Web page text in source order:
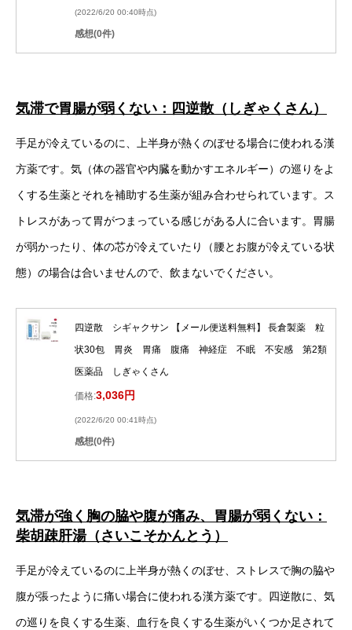
(2022/6/20 00:40時点)
感想(0件)
気滞で胃腸が弱くない：四逆散（しぎゃくさん）
手足が冷えているのに、上半身が熱くのぼせる場合に使われる漢
方薬です。気（体の器官や内臓を動かすエネルギー）の巡りをよ
くする生薬とそれを補助する生薬が組み合わせられています。ス
トレスがあって胃がつまっている感じがある人に合います。胃腸
が弱かったり、体の芯が冷えていたり（腰とお腹が冷えている状
態）の場合は合いませんので、飲まないでください。
四逆散 シギャクサン 【メール便送料無料】 長倉製薬 粒
状30包 胃炎 胃痛 腹痛 神経症 不眠 不安感 第2類
医薬品 しぎゃくさん
価格:3,036円
(2022/6/20 00:41時点)
感想(0件)
気滞が強く胸の脇や腹が痛み、胃腸が弱くない：
柴胡疎肝湯（さいこそかんとう）
手足が冷えているのに上半身が熱くのぼせ、ストレスで胸の脇や
腹が張ったように痛い場合に使われる漢方薬です。四逆散に、気
の巡りを良くする生薬、血行を良くする生薬がいくつか足されて